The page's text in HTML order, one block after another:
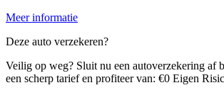
Meer informatie
Deze auto verzekeren?
Veilig op weg? Sluit nu een autoverzekering af
een scherp tarief en profiteer van: €0 Eigen